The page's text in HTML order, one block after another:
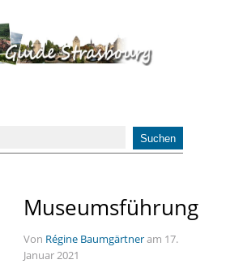
Museumsführung
Von Régine Baumgärtneram 17.
Januar 2021